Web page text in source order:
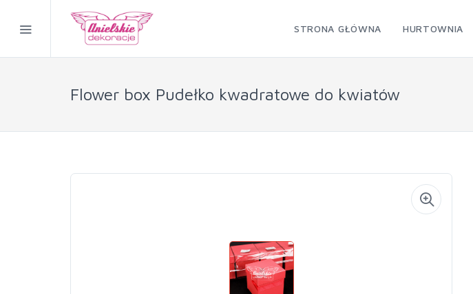
STRONA GŁÓWNA HURTOWNIA
Flower box Pudełko kwadratowe do kwiatów